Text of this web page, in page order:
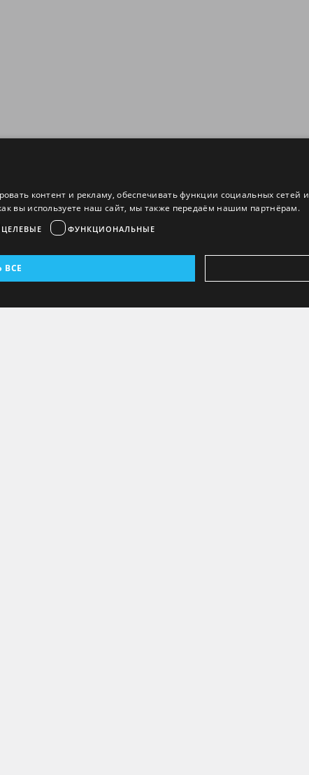
контент и рекламу, обеспечивать функции социальных сетей и
вы используете наш сайт, мы также передаём нашим партнёрам.
ЦЕЛЕВЫЕ ФУНКЦИОНАЛЬНЫЕ
ВСЕ